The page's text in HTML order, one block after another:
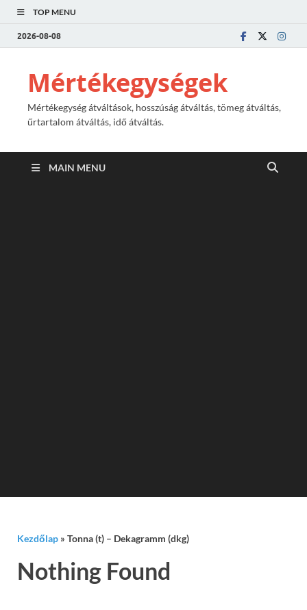
TOP MENU
2026-08-08
Mértékegységek
Mértékegység átváltások, hosszúság átváltás, tömeg átváltás,
űrtartalom átváltás, idő átváltás.
MAIN MENU
Kezdőlap » Tonna (t) – Dekagramm (dkg)
Nothing Found